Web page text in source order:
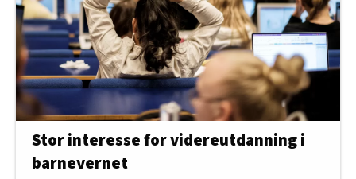
Stor interesse for videreutdanning i
barnevernet